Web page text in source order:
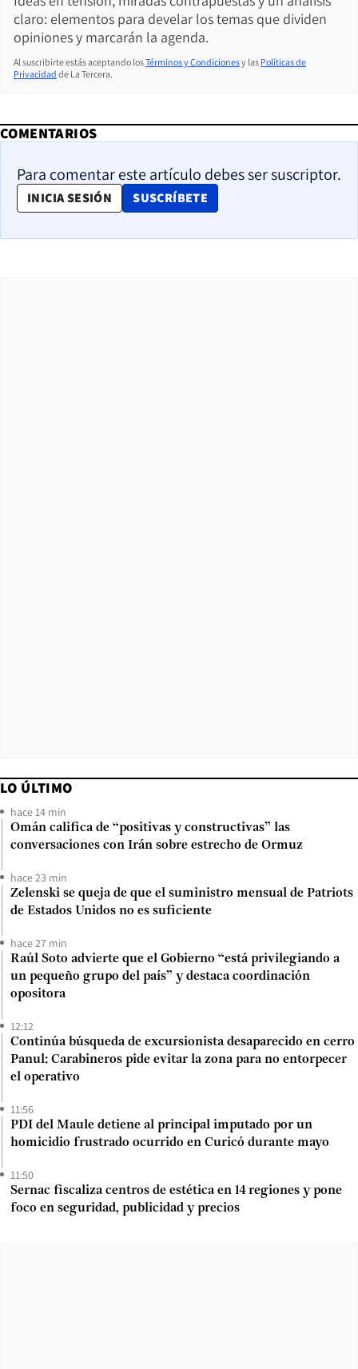
claro: elementos para develar los temas que dividen
opiniones y marcarán la agenda.
Al suscribirte estás aceptando losTérminos y Condicionesy las Políticas de
Privacidad de La Tercera.
COMENTARIOS
Para comentar este artículo debes ser suscriptor.
INICIA SESIÓN SUSCRÍBETE
OPENS IN NEW WINDOW
LO ÚLTIMO
hace 14 min
Omán califica de “positivas y constructivas” las
conversaciones con Irán sobre estrecho de Ormuz
hace 23 min
Zelenski se queja de que el suministro mensual de Patriots
de Estados Unidos no es suficiente
hace 27 min
Raúl Soto advierte que el Gobierno “está privilegiando a
un pequeño grupo del país” y destaca coordinación
opositora
12:12
Continúa búsqueda de excursionista desaparecido en cerro
Panul: Carabineros pide evitar la zona para no entorpecer
el operativo
11:56
PDI del Maule detiene al principal imputado por un
homicidio frustrado ocurrido en Curicó durante mayo
11:50
Sernac fiscaliza centros de estética en 14 regiones y pone
foco en seguridad, publicidad y precios